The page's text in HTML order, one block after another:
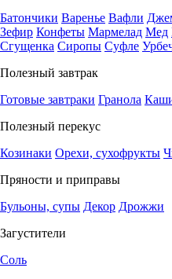
Батончики Варенье Вафли
Зефир Конфеты Мармелад Мед
Сгущенка Сиропы Суфле
Полезный завтрак
Готовые завтраки Гранола
Полезный перекус
Козинаки Орехи, сухофрукты
Пряности и приправы
Бульоны, супы Декор Дрожжи
Загустители
Соль